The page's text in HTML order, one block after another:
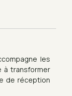
les
à transformer
de réception